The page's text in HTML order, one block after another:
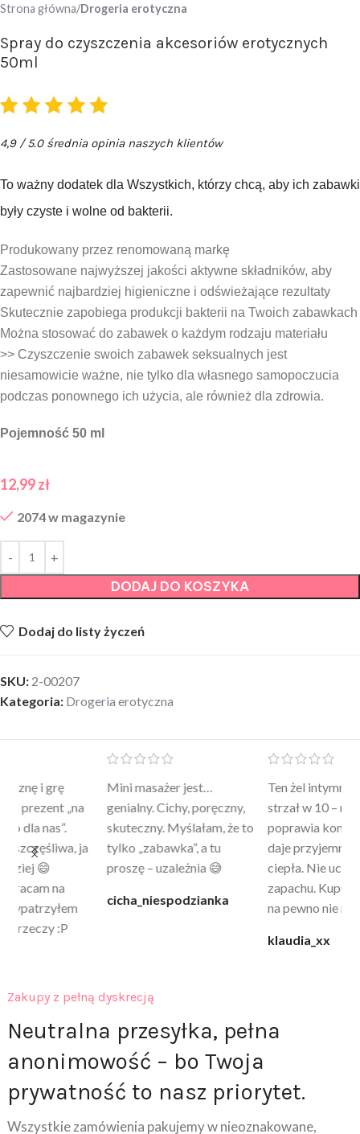
Strona główna Drogeria erotyczna
Spray do czyszczenia akcesoriów erotycznych
50ml
4,9 / 5.0 średnia opinia naszych klientów
To ważny dodatek dla Wszystkich, którzy chcą, aby ich zabawki
były czyste i wolne od bakterii.
Produkowany przez renomowaną markę
Zastosowane najwyższej jakości aktywne składników, aby
zapewnić najbardziej higieniczne i odświeżające rezultaty
Skutecznie zapobiega produkcji bakterii na Twoich zabawkach
Można stosować do zabawek o każdym rodzaju materiału
>> Czyszczenie swoich zabawek seksualnych jest
niesamowicie ważne, nie tylko dla własnego samopoczucia
podczas ponownego ich użycia, ale również dla zdrowia.
Pojemność 50 ml
12,99zł
2074 w magazynie
DODAJ DO KOSZYKA
Dodaj do listy życzeń
SKU: 2-00207
Kategoria: Drogeria erotyczna
Mini masażer jest…
genialny. Cichy, poręczny,
skuteczny. Myślałam, że to
tylko „zabawka”, a tu
proszę – uzależnia 😅
cicha_niespodzianka
Ten żel intymny to był
strzał w 10 – nie tylko
poprawia komfort, ale też
daje przyjemne uczucie
ciepła. Nie uczula, bez
zapachu. Kupuję już 3 raz i
na pewno nie raz kupie
Zakupy z pełną dyskrecją
Neutralna przesyłka, pełna
anonimowość – bo Twoja
prywatność to nasz priorytet.
Wszystkie zamówienia pakujemy w nieoznakowane,